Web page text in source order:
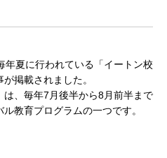
年夏に行われている「イートン校
掲載されました。
は、毎年7月後半から8月前半まで
教育プログラムの一つです。